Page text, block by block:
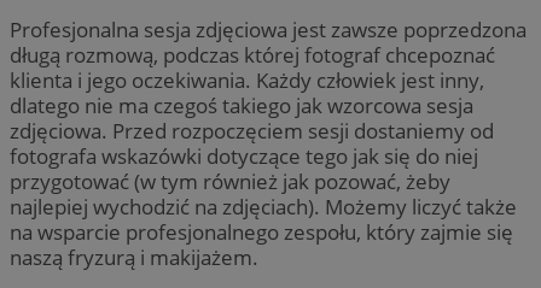
Profesjonalna sesja zdjęciowa jest zawsze poprzedzona
długą rozmową, podczas której fotograf chcepoznać
klienta i jego oczekiwania. Każdy człowiek jest inny,
dlatego nie ma czegoś takiego jak wzorcowa sesja
zdjęciowa. Przed rozpoczęciem sesji dostaniemy od
fotografa wskazówki dotyczące tego jak się do niej
przygotować (w tym również jak pozować, żeby
najlepiej wychodzić na zdjęciach). Możemy liczyć także
na wsparcie profesjonalnego zespołu, który zajmie się
naszą fryzurą i makijażem.